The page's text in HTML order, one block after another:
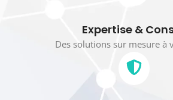
Expertise &
Des solutions sur mesure à